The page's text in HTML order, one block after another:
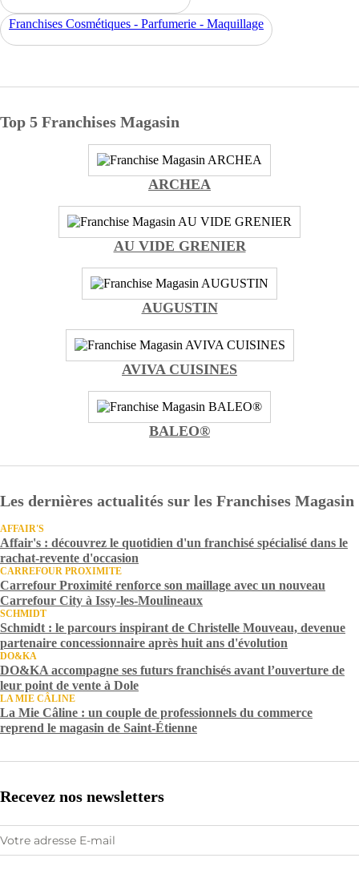
Franchises Cosmétiques - Parfumerie - Maquillage
Top 5 Franchises Magasin
ARCHEA
AU VIDE GRENIER
AUGUSTIN
AVIVA CUISINES
BALEO®
Les dernières actualités sur les Franchises Magasin
AFFAIR'S
Affair's : découvrez le quotidien d'un franchisé spécialisé dans le
rachat-revente d'occasion
CARREFOUR PROXIMITE
Carrefour Proximité renforce son maillage avec un nouveau
Carrefour City à Issy-les-Moulineaux
SCHMIDT
Schmidt : le parcours inspirant de Christelle Mouveau, devenue
partenaire concessionnaire après huit ans d'évolution
DO&KA
DO&KA accompagne ses futurs franchisés avant l’ouverture de
leur point de vente à Dole
LA MIE CÂLINE
La Mie Câline : un couple de professionnels du commerce
reprend le magasin de Saint-Étienne
Recevez nos newsletters